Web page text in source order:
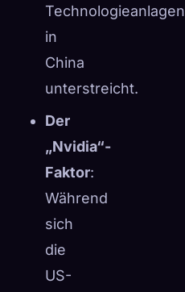
Technologieanlagen
in
China
unterstreicht.
Der
„Nvidia“-
Faktor:
Während
sich
die
US-